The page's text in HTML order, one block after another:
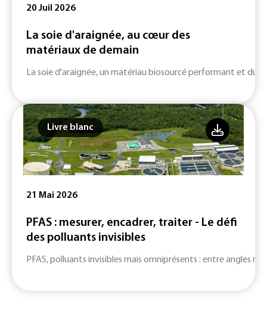
20 Juil 2026
La soie d'araignée, au cœur des
matériaux de demain
La soie d'araignée, un matériau biosourcé performant et
Livre blanc
21 Mai 2026
PFAS : mesurer, encadrer, traiter - Le défi
des polluants invisibles
PFAS, polluants invisibles mais omniprésents : entre angles